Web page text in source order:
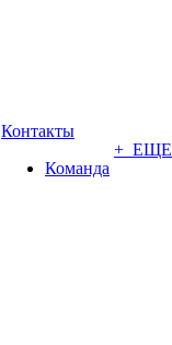
Контакты
Команда
+ ЕЩЕ